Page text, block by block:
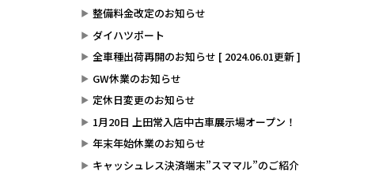
整備料金改定のお知らせ
ダイハツポート
全車種出荷再開のお知らせ [ 2024.06.01更新 ]
GW休業のお知らせ
定休日変更のお知らせ
1月20日 上田常入店中古車展示場オープン！
年末年始休業のお知らせ
キャッシュレス決済端末”スママル”のご紹介